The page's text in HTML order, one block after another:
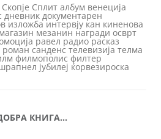
Скопје Сплит албум венеција
дневник документарен
изложба интервју кан киненова
магазин мезанин награди осврт
равел радио расказ
роман санденс телевизија телма
филмополис филтер
јубилеј ќорвезироска
КНИГА…